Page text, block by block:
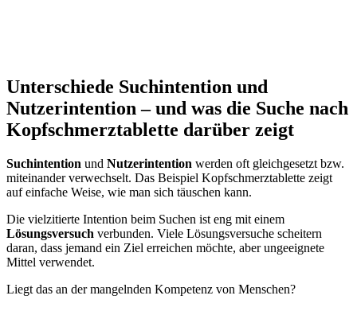
Unterschiede Suchintention und
Nutzerintention – und was die Suche nach
Kopfschmerztablette darüber zeigt
Suchintention und Nutzerintention werden oft gleichgesetzt bzw.
miteinander verwechselt. Das Beispiel Kopfschmerztablette zeigt
auf einfache Weise, wie man sich täuschen kann.
Die vielzitierte Intention beim Suchen ist eng mit einem
Lösungsversuch verbunden. Viele Lösungsversuche scheitern
daran, dass jemand ein Ziel erreichen möchte, aber ungeeignete
Mittel verwendet.
Liegt das an der mangelnden Kompetenz von Menschen?